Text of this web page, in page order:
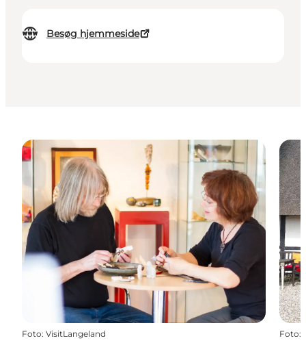
Besøg hjemmeside
Foto: VisitLangeland Foto: